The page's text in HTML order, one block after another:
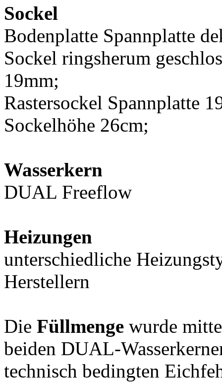
Sockel
Bodenplatte Spannplatte
Sockel ringsherum
19mm;
Rastersockel Spannplatte
Sockelhöhe 26cm;
Wasserkern
DUAL Freeflow
Heizungen
unterschiedliche
Herstellern
Die Füllmenge wurde
beiden DUAL-
technisch bedingten